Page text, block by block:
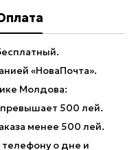
«НоваПочта».
Молдова:
превышает 500 лей.
менее 500 лей.
телефону о дне и